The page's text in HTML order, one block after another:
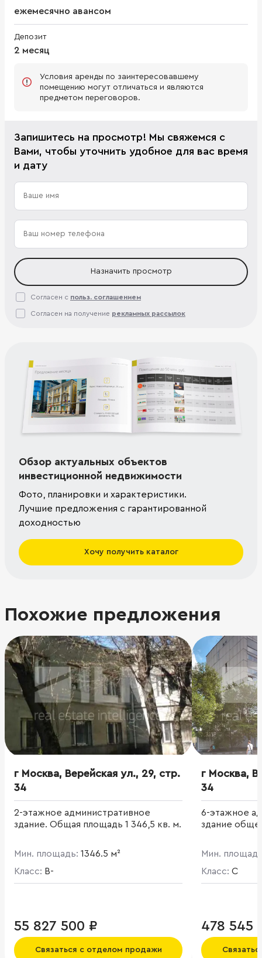
ежемесячно авансом
Депозит
2 месяц
Условия аренды по заинтересовавшему
помещению могут отличаться и являются
предметом переговоров.
Запишитесь на просмотр! Мы свяжемся с
Вами, чтобы уточнить удобное для вас время
и дату
Назначить просмотр
Согласен с польз. соглашением
Согласен на получение рекламных рассылок
Обзор актуальных объектов
инвестиционной недвижимости
Фото, планировки и характеристики.
Лучшие предложения с гарантированной
доходностью
Хочу получить каталог
Похожие предложения
г Москва, Верейская ул., 29, стр.
34
2-этажное административное
здание. Общая площадь 1 346,5 кв. м.
Мин. площадь: 1346.5 м²
Класс: B-
55 827 500 ₽
Связаться с отделом продажи
г Москва,
34
6-этажное
здание обще
Мин.
Класс: C
478 545